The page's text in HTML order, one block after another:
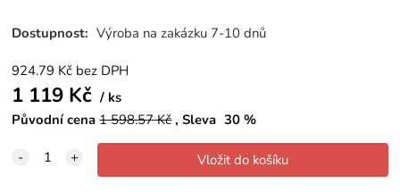
Dostupnost: Výroba na zakázku 7-10 dnů
924.79 Kč bez DPH
1 119 Kč
ks
Původní cena 1 598.57Kč Sleva 30 %